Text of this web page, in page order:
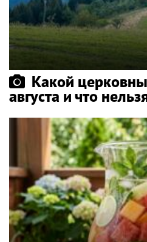
Какой
августа и что